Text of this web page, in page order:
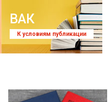
ВАК
К условиям публикации